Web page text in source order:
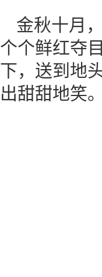
金秋十月
个个鲜红夺
下，送到地
出甜甜地笑。